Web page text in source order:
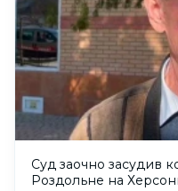
Суд заочно засудив
Роздольне на